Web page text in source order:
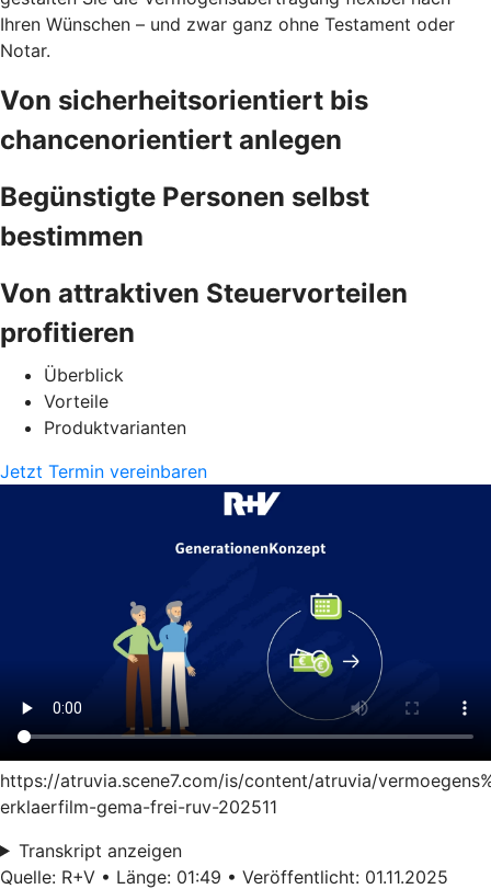
Ihren Wünschen – und zwar ganz ohne Testament oder
Notar.
Von sicherheitsorientiert bis
chancenorientiert anlegen
Begünstigte Personen selbst
bestimmen
Von attraktiven Steuervorteilen
profitieren
Überblick
Vorteile
Produktvarianten
Jetzt Termin vereinbaren
https://atruvia.scene7.com/is/content/atruvia/
erklaerfilm-gema-frei-ruv-202511
Transkript anzeigen
Quelle: R+V • Länge: 01:49 • Veröffentlicht: 01.11.2025